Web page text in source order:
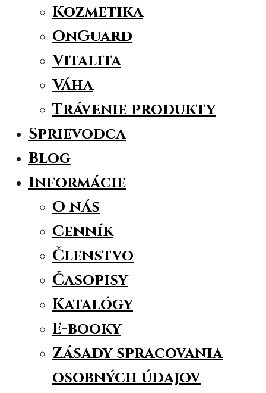
Kozmetika
OnGuard
Vitalita
Váha
Trávenie produkty
Sprievodca
Blog
Informácie
O nás
Cenník
Členstvo
Časopisy
Katalógy
E-booky
Zásady spracovania
osobných údajov